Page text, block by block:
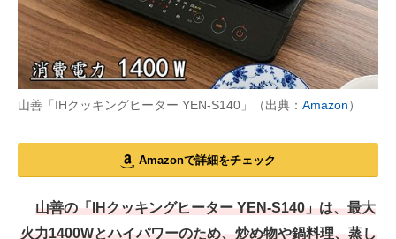
山善「IHクッキングヒーター YEN-S140」（出典： Amazon）
Amazonで詳細をチェック
山善の「IHクッキングヒーター YEN-S140」は、最大
火力1400Wとハイパワーのため、炒め物や鍋料理、蒸し